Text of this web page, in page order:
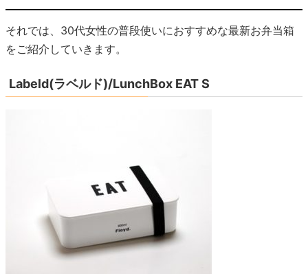
それでは、30代女性の普段使いにおすすめな最新お弁当箱
をご紹介していきます。
Labeld(ラベルド)/LunchBox EAT S